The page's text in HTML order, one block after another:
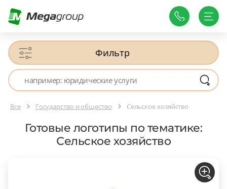
Фильтр
Все Государство и общество Сельское хозяйство
Готовые логотипы по тематике:
Сельское хозяйство